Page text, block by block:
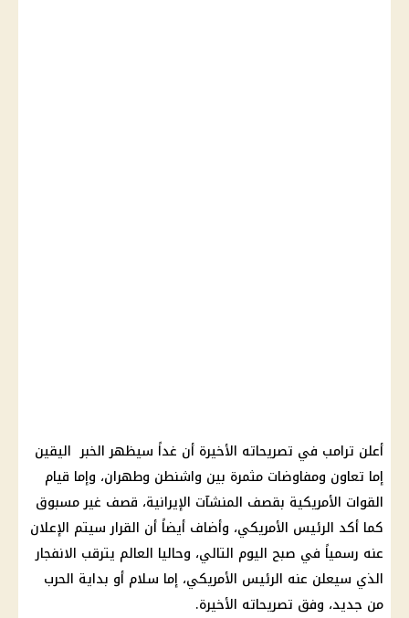
أعلن ترامب في تصريحاته الأخيرة أن غداً سيظهر الخبر اليقين
إما تعاون ومفاوضات مثمرة بين واشنطن وطهران، وإما قيام
القوات الأمريكية بقصف المنشآت الإيرانية، قصف غير مسبوق
كما أكد الرئيس الأمريكي، وأضاف أيضاً أن القرار سيتم الإعلان
عنه رسمياً في صبح اليوم التالي، وحاليا العالم يترقب الانفجار
الذي سيعلن عنه الرئيس الأمريكي، إما سلام أو بداية الحرب
من جديد، وفق تصريحاته الأخيرة.